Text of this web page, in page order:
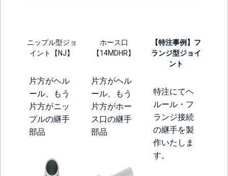
ニップル型ジョ
イント【NJ】
片方がヘル
ール、もう
片方がニッ
プルの継手
部品
ホース口
【14MDHR】
片方がヘル
ール、もう
片方がホー
ス口の継手
部品
【特注事例】フ
ランジ型ジョイ
ント
特注にてヘ
ルール・フ
ランジ接続
の継手を製
作いたしま
す。